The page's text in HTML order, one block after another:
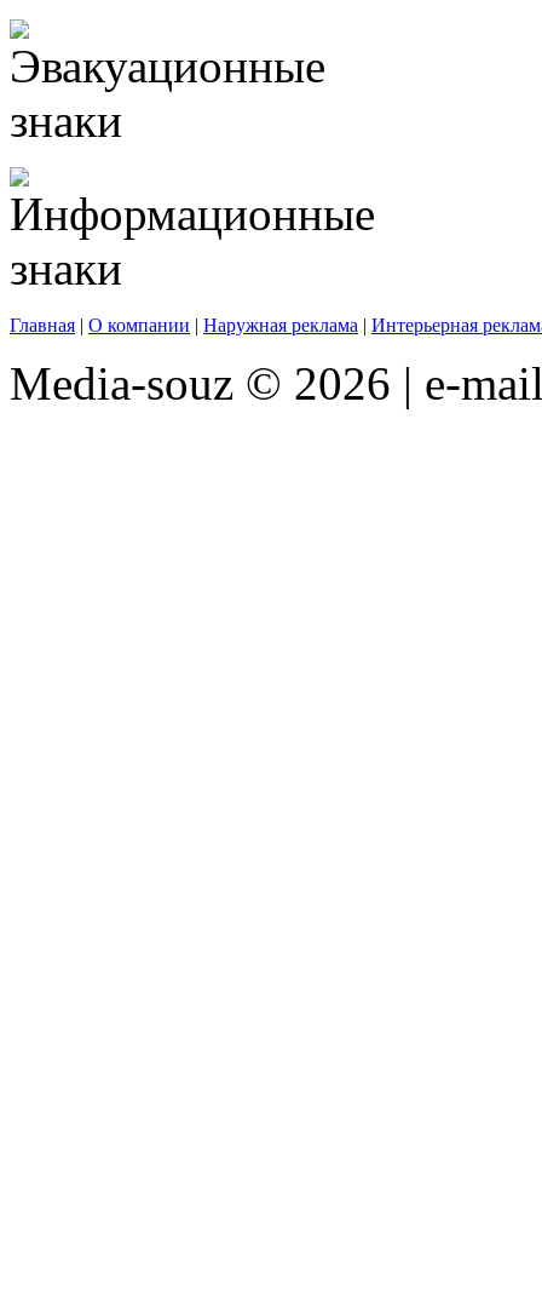
Главная | О компании | Наружная реклама | Интерьерная
Media-souz © 2026 | e-